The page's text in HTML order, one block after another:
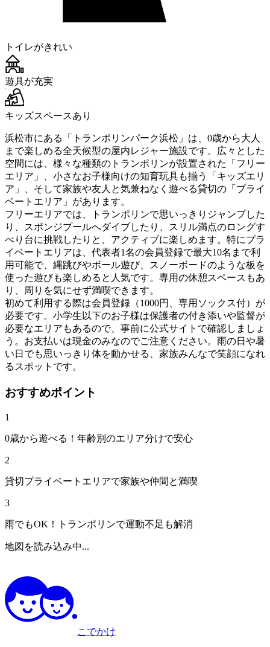
トイレがきれい
遊具が充実
キッズスペースあり
浜松市にある「トランポリンパーク浜松」は、0歳から大人
まで楽しめる全天候型の屋内レジャー施設です。広々とした
空間には、様々な種類のトランポリンが設置された「フリー
エリア」、小さなお子様向けの知育玩具も揃う「キッズエリ
ア」、そして家族や友人と気兼ねなく遊べる貸切の「プライ
ベートエリア」があります。
フリーエリアでは、トランポリンで思いっきりジャンプした
り、スポンジプールへダイブしたり、スリル満点のロングす
べり台に挑戦したりと、アクティブに楽しめます。特にプラ
イベートエリアは、代表者1名の会員登録で最大10名まで利
用可能で、縄跳びやボール遊び、スノーボードのような板を
使った遊びも楽しめると人気です。専用の休憩スペースもあ
り、周りを気にせず満喫できます。
初めて利用する際は会員登録（1000円、専用ソックス付）が
必要です。小学生以下のお子様は保護者の付き添いや監督が
必要なエリアもあるので、事前に公式サイトで確認しましょ
う。お支払いは現金のみなのでご注意ください。雨の日や暑
い日でも思いっきり体を動かせる、家族みんなで笑顔になれ
るスポットです。
おすすめポイント
1
0歳から遊べる！年齢別のエリア分けで安心
2
貸切プライベートエリアで家族や仲間と満喫
3
雨でもOK！トランポリンで運動不足も解消
地図を読み込み中...
こでかけ